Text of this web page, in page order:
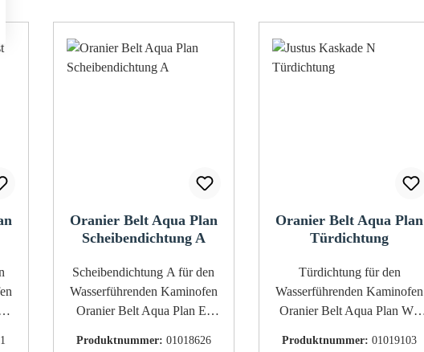
Oranier Belt Aqua Plan
Scheibendichtung A
Scheibendichtung A für den
Wasserführenden Kaminofen
Oranier Belt Aqua Plan Es
Produktnummer: 01018626
Oranier Belt Aqua Plan
Türdichtung
Türdichtung für den
Wasserführenden Kaminofen
Oranier Belt Aqua Plan Wir
Produktnummer:01019103